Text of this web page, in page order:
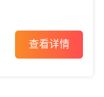
查看详情